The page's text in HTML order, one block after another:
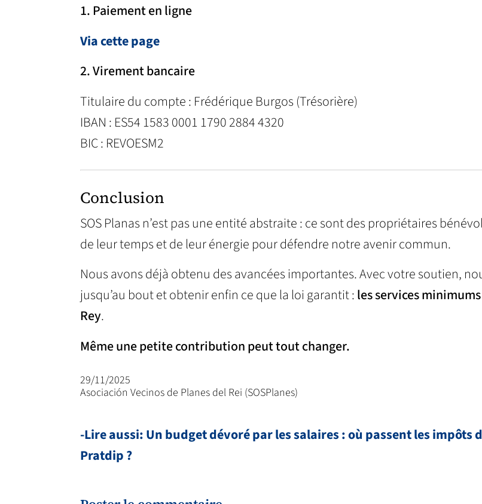
1. Paiement en ligne
Via cette page
2. Virement bancaire
Titulaire du compte : Frédérique Burgos (Trésorière)
IBAN : ES54 1583 0001 1790 2884 4320
BIC : REVOESM2
Conclusion
SOS Planas n’est pas une entité abstraite : ce sont des propriétaires
de leur temps et de leur énergie pour défendre notre avenir commun.
Nous avons déjà obtenu des avancées importantes. Avec votre soutien,
jusqu’au bout et obtenir enfin ce que la loi garantit :les services
Rey.
Même une petite contribution peut tout changer.
29/11/2025
Asociación Vecinos de Planes del Rei (SOSPlanes)
-Lire aussi: Un budget dévoré par les salaires : où passent les impôts
Pratdip ?